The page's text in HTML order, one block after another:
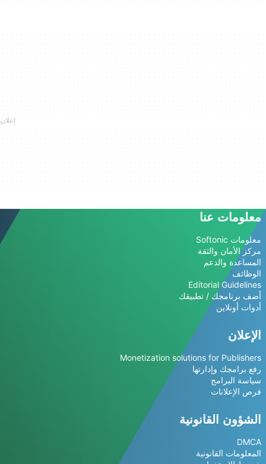
معلومات عنا
معلومات Softonic
مركز الأمان والثقة
المساعدة والدعم
الوظائف
Editorial Guidelines
أضف برنامجك / تطبيقك
أدوات أونلاين
الإعلان
Monetization solutions for Publishers
رفع برامجك وإدارتها
سياسة البرامج
فرص الإعلانات
الشؤون القانونية
DMCA
المعلومات القانونية